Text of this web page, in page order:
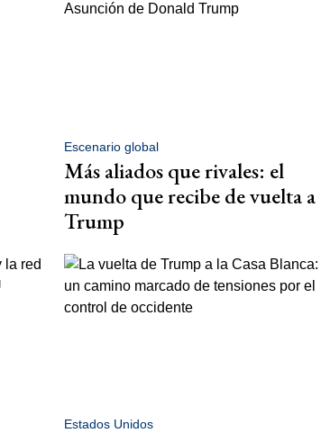
Escenario global
Más aliados que rivales: el
mundo que recibe de vuelta a
Trump
Estados Unidos